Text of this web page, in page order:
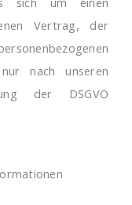
Vertrag, der
nach unseren
der DSGVO